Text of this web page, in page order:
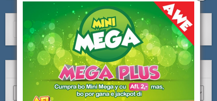
ARCHIVO